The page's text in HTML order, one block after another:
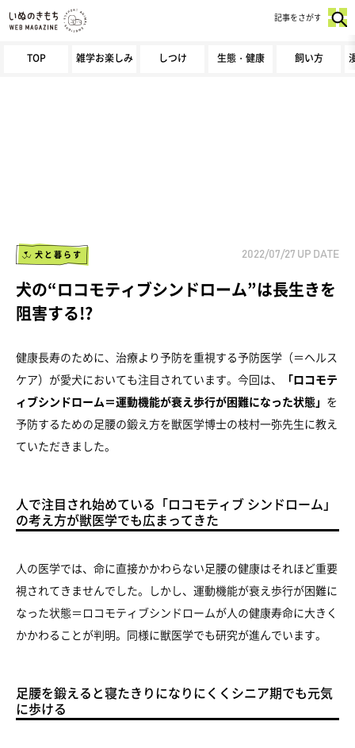
TOP 雑学お楽しみ しつけ 生態・健康 飼い方
記事をさがす
犬と暮らす 2022/07/27 UP DATE
犬の“ロコモティブシンドローム”は長生きを
阻害する!?
健康長寿のために、治療より予防を重視する予防医学（＝ヘルス
ケア）が愛犬においても注目されています。今回は、
「ロコモテ
ィブシンドローム＝運動機能が衰え歩行が困難になった状態」 を
予防するための足腰の鍛え方を獣医学博士の枝村一弥先生に教え
ていただきました。
人で注目され始めている「ロコモティブ シンドローム」
の考え方が獣医学でも広まってきた
人の医学では、命に直接かかわらない足腰の健康はそれほど重要
視されてきませんでした。しかし、運動機能が衰え歩行が困難に
なった状態＝ロコモティブシンドロームが人の健康寿命に大きく
かかわることが判明。同様に獣医学でも研究が進んでいます。
足腰を鍛えると寝たきりになりにくくシニア期でも元気
に歩ける